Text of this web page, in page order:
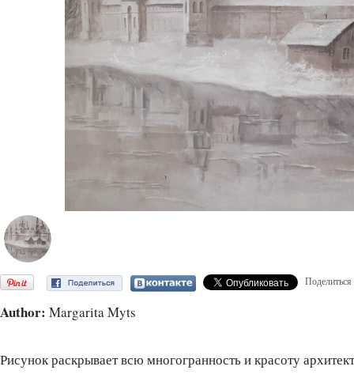
Поделиться
Author: Margarita Myts
Рисунок раскрывает всю многогранность и красоту